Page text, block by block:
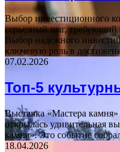
Выбор инвестиционного
серьезный шаг, требующий
Выбор надежного
ключевую роль в
07.02.2026
Топ-5
Выставка «Мастера
открылась удивительная
камня». Это событие
18.04.2026